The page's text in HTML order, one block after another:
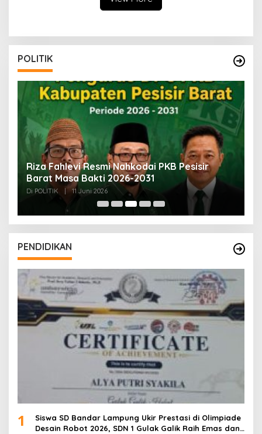
POLITIK
Bersiap Sambut Jokowi, PSI Lampung:
Masyarakat Sangat Merindukan Beliau
Di POLITIK 31 Mei 2026
PENDIDIKAN
1
Siswa SD Bandar Lampung Ukir Prestasi di Olimpiade
Desain Robot 2026, SDN 1 Gulak Galik Raih Emas dan